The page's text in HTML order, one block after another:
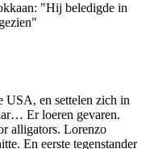
"Hij beledigde in
USA, en settelen zich in
Er loeren gevaren.
alligators. Lorenzo
En eerste tegenstander